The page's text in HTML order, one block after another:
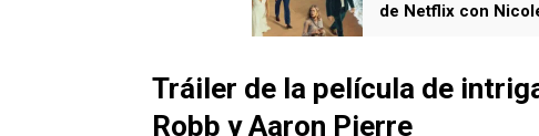
de Netflix con
Tráiler de la película de
Robb y Aaron Pierre